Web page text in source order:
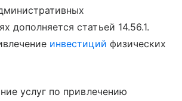
дополняется статьей 14.56.1.
инвестиций физических
услуг по привлечению